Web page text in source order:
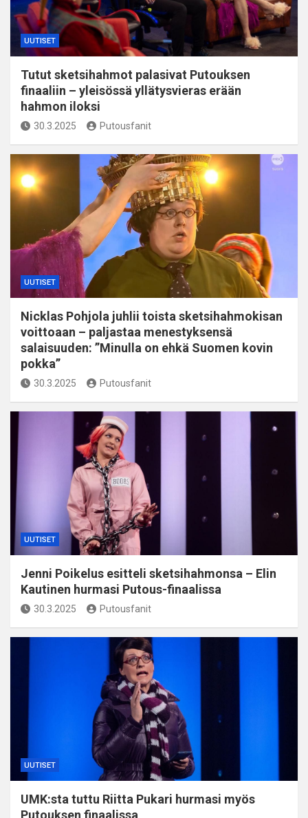
UUTISET
Tutut sketsihahmot palasivat Putouksen
finaaliin – yleisössä yllätysvieras erään
hahmon iloksi
30.3.2025 Putousfanit
UUTISET
Nicklas Pohjola juhlii toista sketsihahmokisan
voittoaan – paljastaa menestyksensä
salaisuuden: ”Minulla on ehkä Suomen kovin
pokka”
30.3.2025 Putousfanit
UUTISET
Jenni Poikelus esitteli sketsihahmonsa – Elin
Kautinen hurmasi Putous-finaalissa
30.3.2025 Putousfanit
UUTISET
UMK:sta tuttu Riitta Pukari hurmasi myös
Putouksen finaalissa